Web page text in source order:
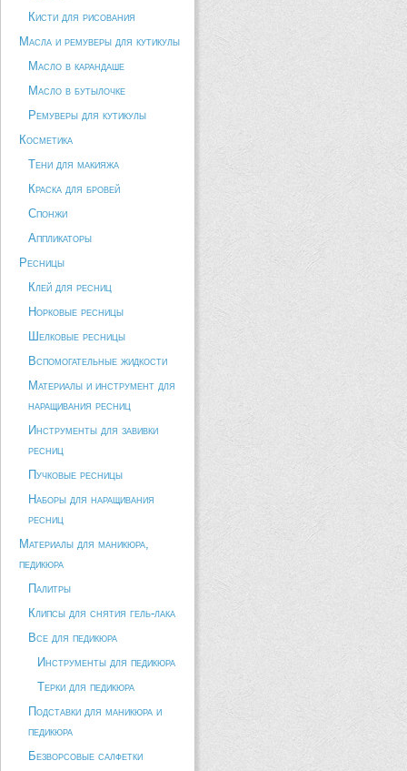
Кисти для рисования
Масла и ремуверы для кутикулы
Масло в карандаше
Масло в бутылочке
Ремуверы для кутикулы
Косметика
Тени для макияжа
Краска для бровей
Спонжи
Аппликаторы
Ресницы
Клей для ресниц
Норковые ресницы
Шелковые ресницы
Вспомогательные жидкости
Материалы и инструмент для
наращивания ресниц
Инструменты для завивки
ресниц
Пучковые ресницы
Наборы для наращивания
ресниц
Материалы для маникюра,
педикюра
Палитры
Клипсы для снятия гель-лака
Все для педикюра
Инструменты для педикюра
Терки для педикюра
Подставки для маникюра и
педикюра
Безворсовые салфетки